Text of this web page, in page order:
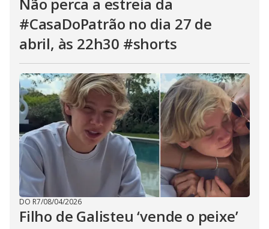
#CasaDoPatrão no dia 27 de
abril, às 22h30 #shorts
DO R7/08/04/2026
Filho de Galisteu ‘vende o peixe’